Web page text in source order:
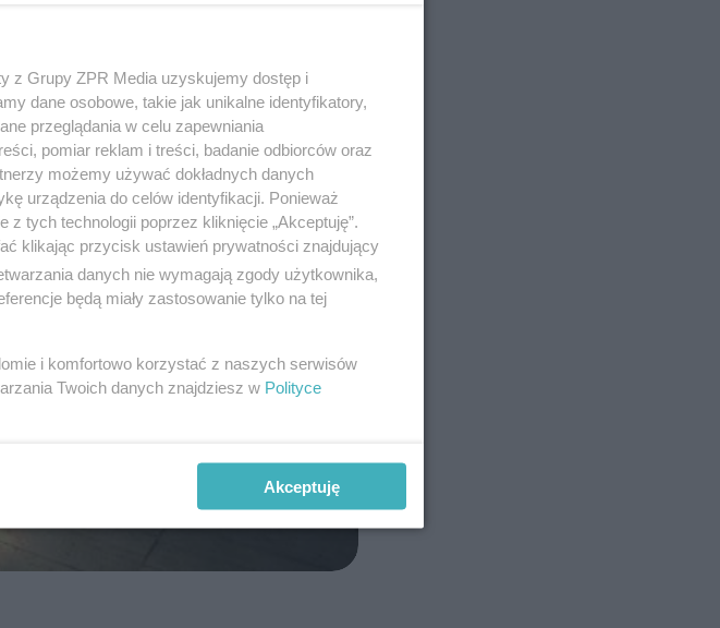
z Grupy ZPR Media uzyskujemy dostęp i
dane osobowe, takie jak unikalne identyfikatory,
przeglądania w celu zapewniania
pomiar reklam i treści, badanie odbiorców oraz
możemy używać dokładnych danych
urządzenia do celów identyfikacji. Ponieważ
tych technologii poprzez kliknięcie „Akceptuję”.
klikając przycisk ustawień prywatności znajdujący
danych nie wymagają zgody użytkownika,
będą miały zastosowanie tylko na tej
i komfortowo korzystać z naszych serwisów
Twoich danych znajdziesz w Polityce
Akceptuję